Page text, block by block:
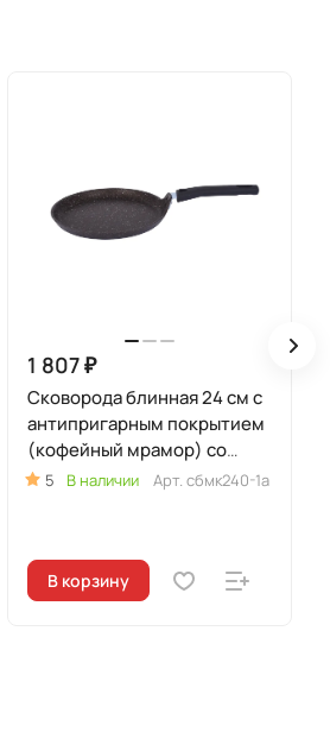
1 807 ₽
Сковорода блинная 24 см с
антипригарным покрытием
(кофейный мрамор) со
съёмной ручкой
5 В наличии Арт. сбмк240-1а
В корзину